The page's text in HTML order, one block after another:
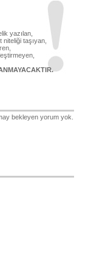
yazılan,
taşıyan,
bekleyen yorum yok.